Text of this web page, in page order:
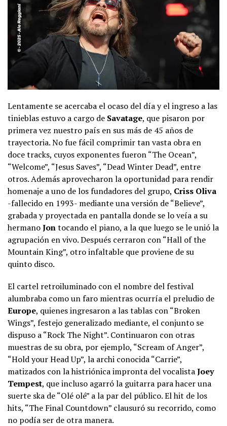
Lentamente se acercaba el ocaso del día y el ingreso a las
tinieblas estuvo a cargo de Savatage, que pisaron por
primera vez nuestro país en sus más de 45 años de
trayectoria. No fue fácil comprimir tan vasta obra en
doce tracks, cuyos exponentes fueron “The Ocean”,
“Welcome”, “Jesus Saves”, “Dead Winter Dead”, entre
otros. Además aprovecharon la oportunidad para rendir
homenaje a uno de los fundadores del grupo, Criss Oliva
-fallecido en 1993- mediante una versión de “Believe”,
grabada y proyectada en pantalla donde se lo veía a su
hermanoJontocando el piano, a la que luego se le unió la
agrupación en vivo. Después cerraron con “Hall of the
Mountain King”, otro infaltable que proviene de su
quinto disco.
El cartel retroiluminado con el nombre del festival
alumbraba como un faro mientras ocurría el preludio de
Europe, quienes ingresaron a las tablas con “Broken
Wings”, festejo generalizado mediante, el conjunto se
dispuso a “Rock The Night”. Continuaron con otras
muestras de su obra, por ejemplo, “Scream of Anger”,
“Hold your Head Up”, la archi conocida “Carrie”,
matizados con la histriónica impronta del vocalistaJoey
Tempest, que incluso agarró la guitarra para hacer una
suerte ska de “Olé olé” a la par del público. El hit de los
hits, “The Final Countdown” clausuró su recorrido, como
no podía ser de otra manera.